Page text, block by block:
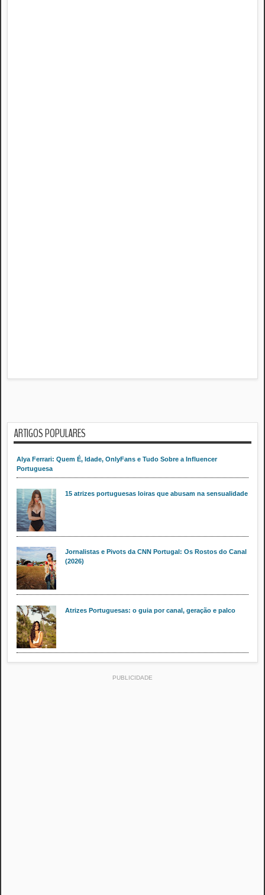
ARTIGOS POPULARES
Alya Ferrari: Quem É, Idade, OnlyFans e Tudo Sobre a Influencer
Portuguesa
15 atrizes portuguesas loiras que abusam na sensualidade
Jornalistas e Pivots da CNN Portugal: Os Rostos do Canal
(2026)
Atrizes Portuguesas: o guia por canal, geração e palco
PUBLICIDADE